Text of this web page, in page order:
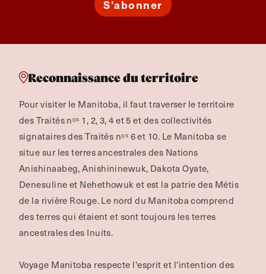
S'abonner
Reconnaissance du territoire
Pour visiter le Manitoba, il faut traverser le territoire
des Traités nᵒˢ 1, 2, 3, 4 et 5 et des collectivités
signataires des Traités nᵒˢ 6 et 10. Le Manitoba se
situe sur les terres ancestrales des Nations
Anishinaabeg, Anishininewuk, Dakota Oyate,
Denesuline et Nehethowuk et est la patrie des Métis
de la rivière Rouge. Le nord du Manitoba comprend
des terres qui étaient et sont toujours les terres
ancestrales des Inuits.
Voyage Manitoba respecte l'esprit et l'intention des